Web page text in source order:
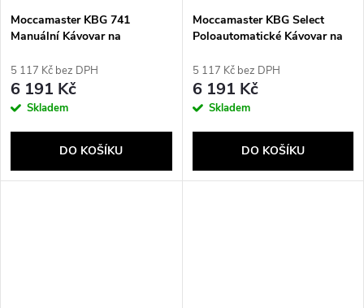
Moccamaster KBG 741
Manuální Kávovar na
5 117 Kč bez DPH
6 191 Kč
Skladem
DO KOŠÍKU
Moccamaster KBG Select
Poloautomatické Kávovar na
5 117 Kč bez DPH
6 191 Kč
Skladem
DO KOŠÍKU
Send